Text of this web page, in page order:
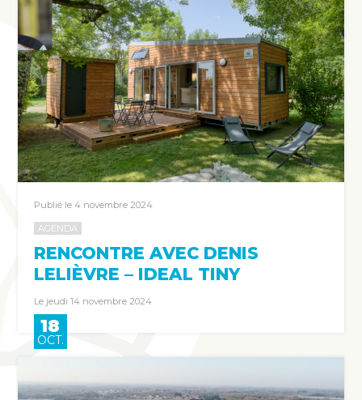
Publié le 4 novembre 2024
AGENDA
RENCONTRE AVEC DENIS
LELIÈVRE – IDEAL TINY
Le jeudi 14 novembre 2024
18
OCT.